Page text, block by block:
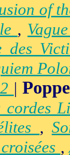
of
,
des
|Poppe
cordes
,
,